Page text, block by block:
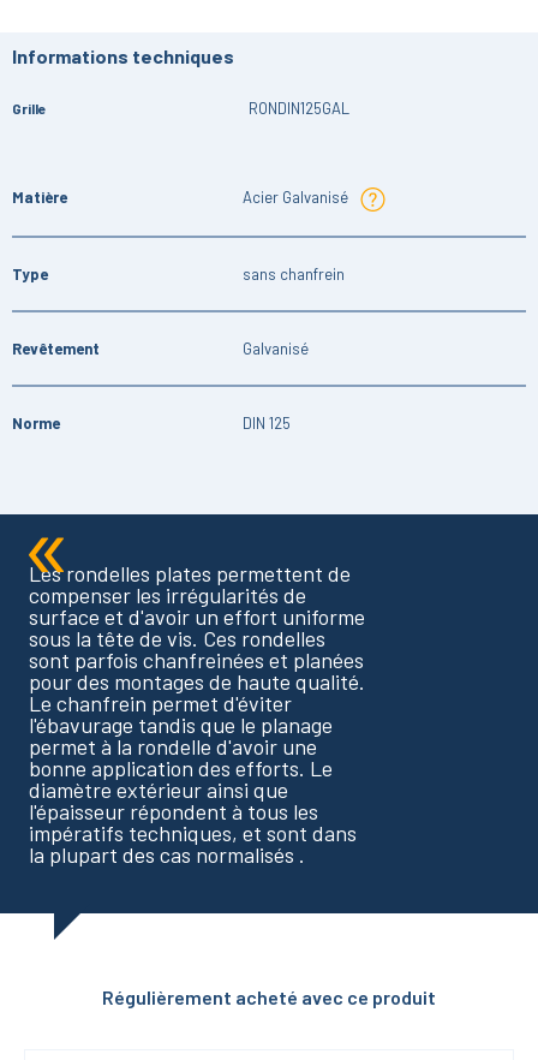
Informations techniques
Grille RONDIN125GAL
Matière Acier Galvanisé
Type sans chanfrein
Revêtement Galvanisé
Norme DIN 125
Les rondelles plates permettent de
compenser les irrégularités de
surface et d'avoir un effort uniforme
sous la tête de vis. Ces rondelles
sont parfois chanfreinées et planées
pour des montages de haute qualité.
Le chanfrein permet d'éviter
l'ébavurage tandis que le planage
permet à la rondelle d'avoir une
bonne application des efforts. Le
diamètre extérieur ainsi que
l'épaisseur répondent à tous les
impératifs techniques, et sont dans
la plupart des cas normalisés .
Régulièrement acheté avec ce produit